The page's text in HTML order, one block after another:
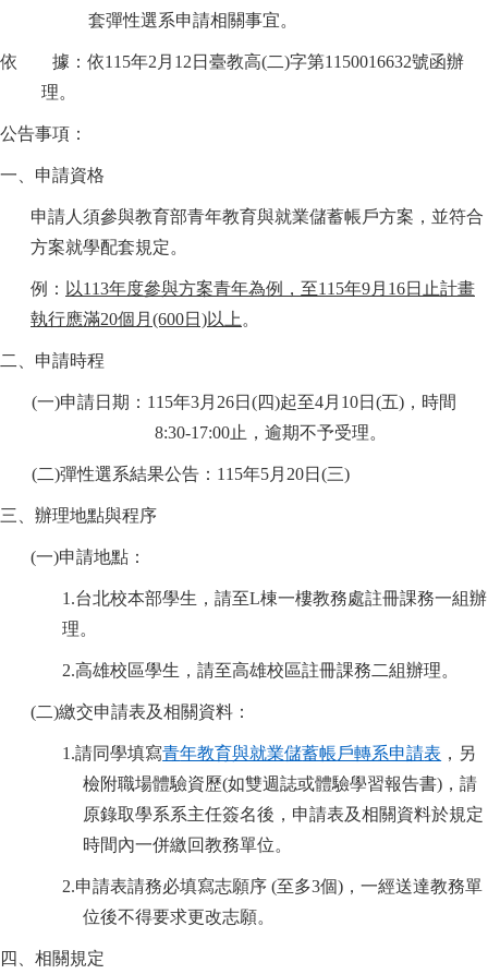
套彈性選系申請相關事宜。
依 據：依115年2月12日臺教高(二)字第1150016632號函辦
理。
公告事項：
一、申請資格
申請人須參與教育部青年教育與就業儲蓄帳戶方案，並符合
方案就學配套規定。
例： 以113年度參與方案青年為例，至115年9月16日止計畫
執行應滿20個月(600日)以上 。
二、申請時程
(一)申請日期：115年3月26日(四)起至4月10日(五)，時間
8:30-17:00止，逾期不予受理。
(二)彈性選系結果公告：115年5月20日(三)
三、辦理地點與程序
(一)申請地點：
1.台北校本部學生，請至L棟一樓教務處註冊課務一組辦
理。
2.高雄校區學生，請至高雄校區註冊課務二組辦理。
(二)繳交申請表及相關資料：
1.請同學填寫青年教育與就業儲蓄帳戶轉系申請表 ，另
檢附職場體驗資歷(如雙週誌或體驗學習報告書)，請
原錄取學系系主任簽名後，申請表及相關資料於規定
時間內一併繳回教務單位。
2.申請表請務必填寫志願序 (至多3個)，一經送達教務單
位後不得要求更改志願。
四、相關規定